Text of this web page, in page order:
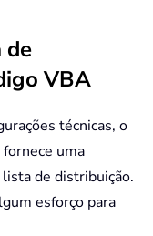
de
VBA
técnicas, o
uma
de distribuição.
esforço para